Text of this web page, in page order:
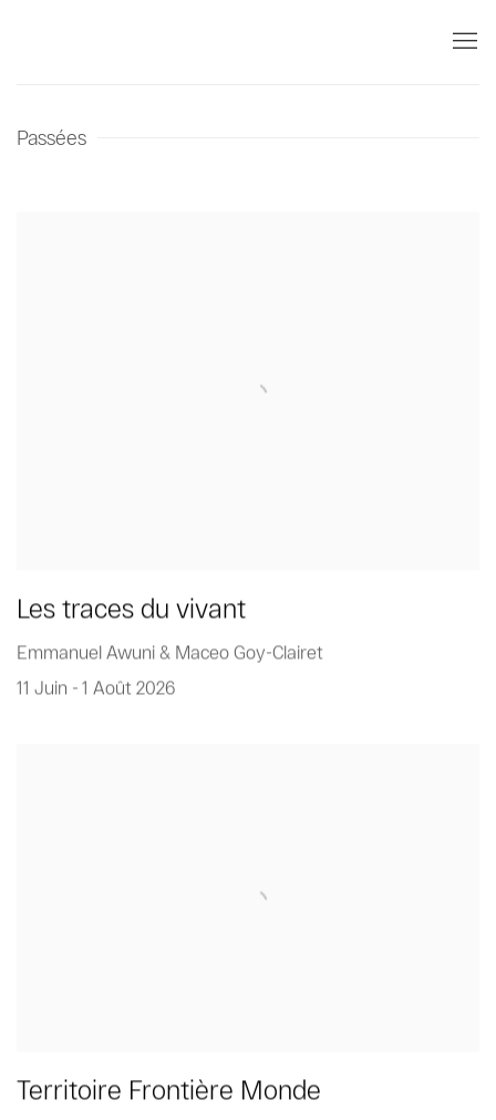
Passées
Les traces du vivant
Emmanuel Awuni & Maceo Goy-Clairet
11 Juin - 1 Août 2026
Territoire Frontière Monde